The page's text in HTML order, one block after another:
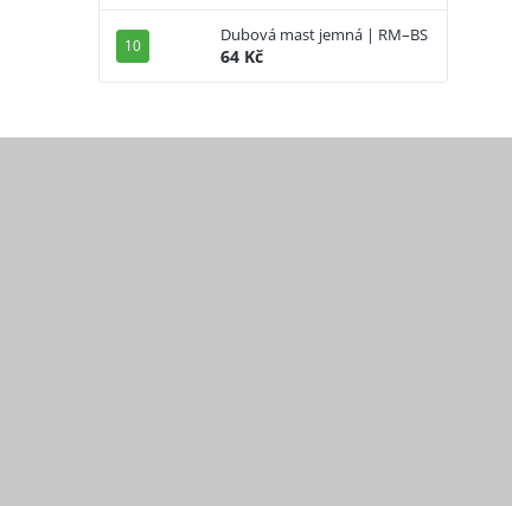
Dubová mast jemná | RM–BS
64 Kč